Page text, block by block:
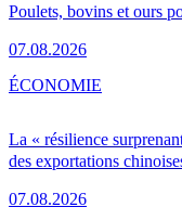
Poulets, bovins et ours
07.08.2026
La « résilience
des exportations
07.08.2026
ÉCONOMIE